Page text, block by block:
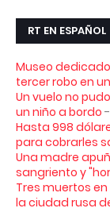
RT EN ESPAÑOL
Museo
tercer robo en
Un vuelo no
un niño a bordo
Hasta 998
para cobrarles
Una madre
sangriento y
Tres muertos
la ciudad rusa